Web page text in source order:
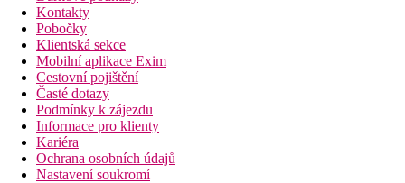
Kontakty
Pobočky
Klientská sekce
Mobilní aplikace Exim
Cestovní pojištění
Časté dotazy
Podmínky k zájezdu
Informace pro klienty
Kariéra
Ochrana osobních údajů
Nastavení soukromí